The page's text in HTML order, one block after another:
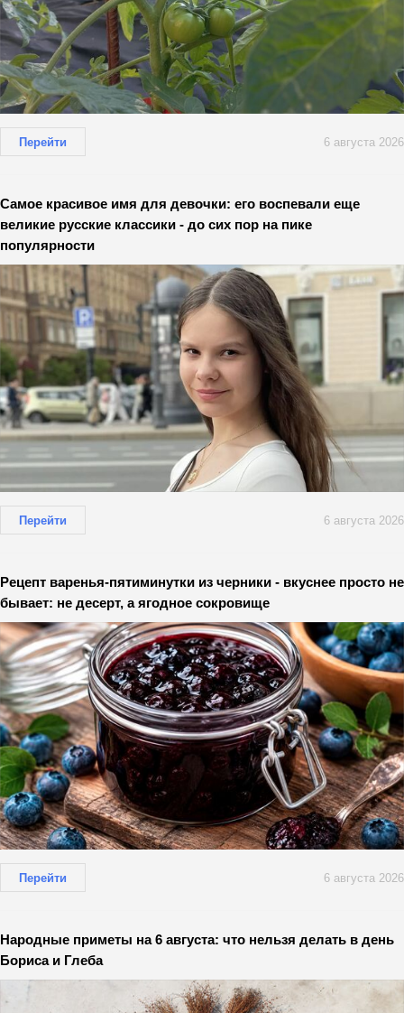
Перейти 6 августа 2026
Самое красивое имя для девочки: его воспевали еще
великие русские классики - до сих пор на пике
популярности
Перейти 6 августа 2026
Рецепт варенья-пятиминутки из черники - вкуснее просто не
бывает: не десерт, а ягодное сокровище
Перейти 6 августа 2026
Народные приметы на 6 августа: что нельзя делать в день
Бориса и Глеба